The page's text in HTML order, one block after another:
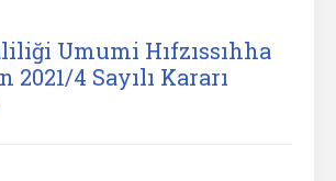
Umumi Hıfzıssıhha
2021/4 Sayılı Kararı